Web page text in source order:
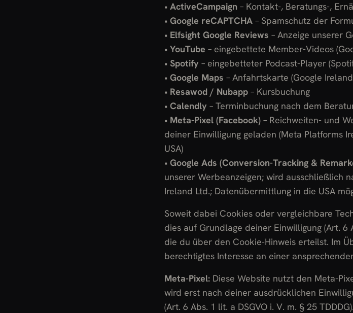
• ActiveCampaign – Kontakt-, Beratungs-,
• Google reCAPTCHA – Spamschutz der
• Elfsight Google Reviews – Anzeige unserer
• YouTube – eingebettete Member-Videos
• Spotify – eingebetteter Podcast-Player
• Google Maps – Anfahrtskarte (Google
• Resawod / Nubapp – Kursbuchung
• Calendly – Terminbuchung nach dem
• Meta-Pixel (Facebook) – Reichweiten- und
deiner Einwilligung geladen (Meta Platforms
USA)
• Google Ads (Conversion-Tracking &
unserer Werbeanzeigen; wird ausschließlich
Ireland Ltd.; Datenübermittlung in die USA
Soweit dabei Cookies oder vergleichbare
dies auf Grundlage deiner Einwilligung (Art. 6
die du über den Cookie-Hinweis erteilst. Im
berechtigtes Interesse an einer
Meta-Pixel: Diese Website nutzt den Meta-
wird erst nach deiner ausdrücklichen
(Art. 6 Abs. 1 lit. a DSGVO i. V. m. § 25